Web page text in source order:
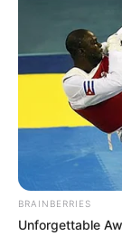
BRAINBERRIES
Unforgettable